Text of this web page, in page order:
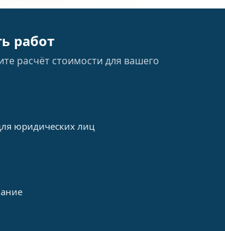
работ
расчёт стоимости для вашего
юридических лиц